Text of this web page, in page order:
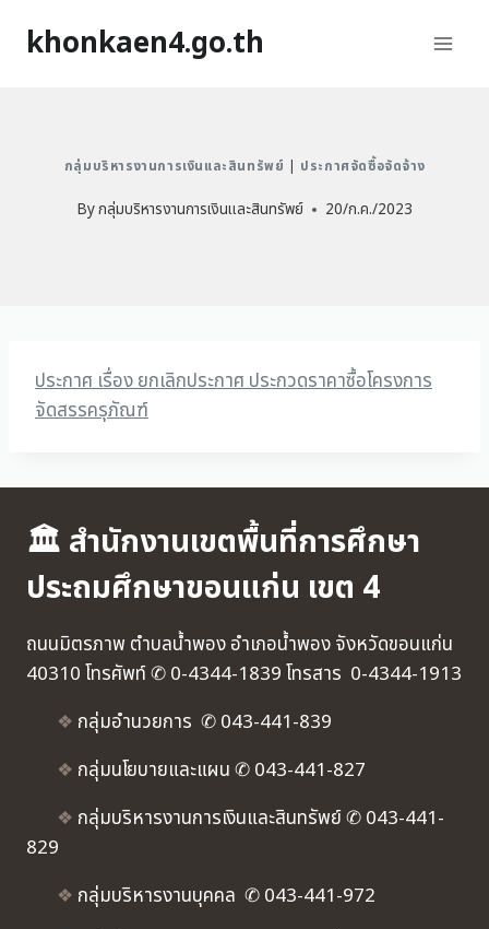
khonkaen4.go.th
กลุ่มบริหารงานการเงินและสินทรัพย์ ประกาศจัดซื้อจัดจ้าง
Byกลุ่มบริหารงานการเงินและสินทรัพย์ 20/ก.ค./2023
ประกาศ เรื่อง ยกเลิกประกาศ ประกวดราคาซื้อโครงการ
จัดสรรครุภัณฑ์
🏛 สำนักงานเขตพื้นที่การศึกษา
ประถมศึกษาขอนแก่น เขต 4
ถนนมิตรภาพ ตำบลน้ำพอง อำเภอน้ำพอง จังหวัดขอนแก่น
40310 โทรศัพท์ ✆ 0-4344-1839 โทรสาร 0-4344-1913
❖ กลุ่มอำนวยการ ✆ 043-441-839
❖ กลุ่มนโยบายและแผน ✆ 043-441-827
❖ กลุ่มบริหารงานการเงินและสินทรัพย์ ✆ 043-441-
829
❖ กลุ่มบริหารงานบุคคล ✆ 043-441-972